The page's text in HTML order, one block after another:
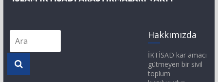
Hakkımızda
İKTİSAD kar amacı
gütmeyen bir sivil
toplum